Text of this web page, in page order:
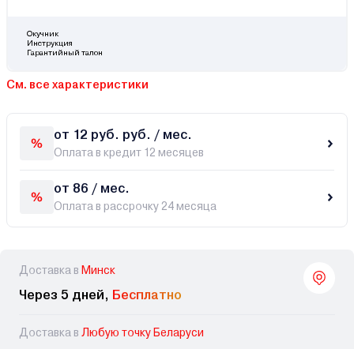
Окучник
Инструкция
Гарантийный талон
См. все характеристики
от 12 руб. руб. / мес.
Оплата в кредит 12 месяцев
от 86 / мес.
Оплата в рассрочку 24 месяца
Доставка в Минск
Через 5 дней, Бесплатно
Доставка в Любую точку Беларуси